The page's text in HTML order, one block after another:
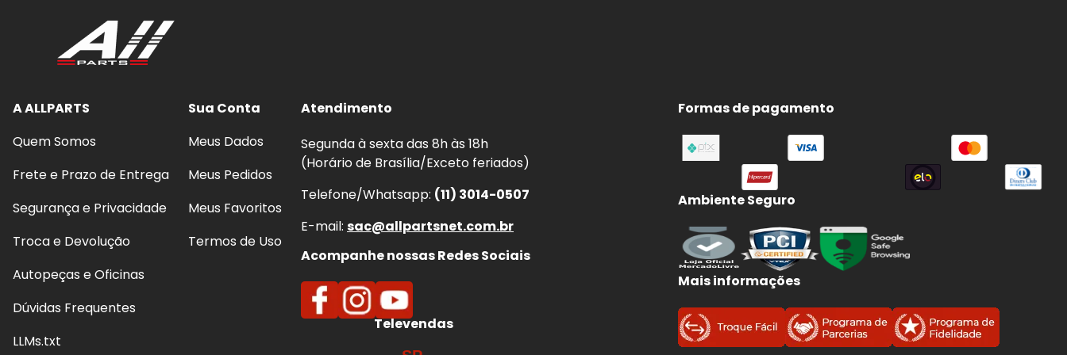
Frenagens mais seguras
Redução de ruídos
Proteção do disco:
A ALLPARTS
Quem Somos
Frete e Prazo de Entrega
Segurança e Privacidade
Troca e Devolução
Autopeças e Oficinas
Dúvidas Frequentes
LLMs.txt
Sua Conta
Meus Dados
Meus Pedidos
Meus Favoritos
Termos de Uso
Atendimento
Segunda à sexta das 8h às 18h
(Horário de Brasília/Exceto feriados)
Telefone/Whatsapp: (11) 3014-0507
E-mail: sac@allpartsnet.com.br
Acompanhe nossas Redes Sociais
Televendas
Formas de pagamento
Ambiente Seguro
Mais informações